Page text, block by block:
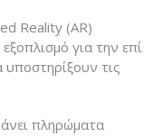
Reality (AR)
για την επί
τις
πληρώματα